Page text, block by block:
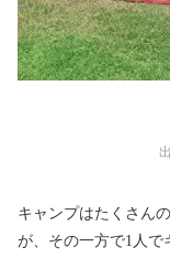
キャンプはたくさん
が、その一方で1人で